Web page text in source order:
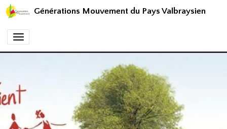
Générations Mouvement du Pays Valbraysien